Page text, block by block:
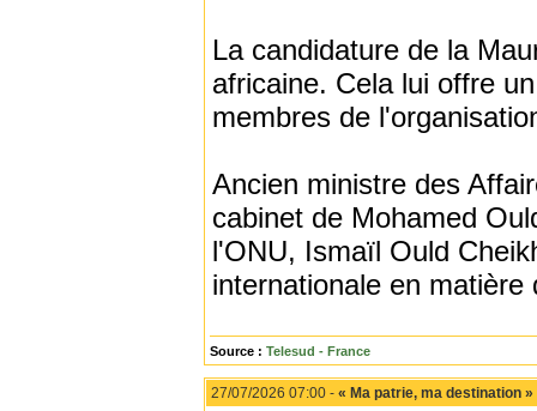
La candidature de la
africaine. Cela lui offre
membres de
Ancien ministre des
cabinet de Mohamed
l'ONU, Ismaïl Ould
internationale en
Source : Telesud - France
27/07/2026 07:00 - « Ma patrie, ma destination